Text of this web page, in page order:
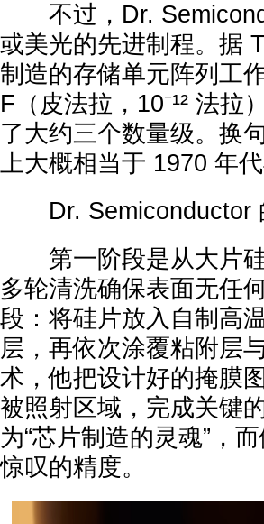
不过，Dr.
或美光的先进制程。据
制造的存储单元阵列工
F（皮法拉，10⁻¹² 法
了大约三个数量级。换
上大概相当于 1970 年
Dr. Semiconductor
第一阶段是从大片硅
多轮清洗确保表面无任
段：将硅片放入自制高
层，再依次涂覆粘附层
术，他把设计好的掩膜
被照射区域，完成关键
为“芯片制造的灵魂”，
惊叹的精度。